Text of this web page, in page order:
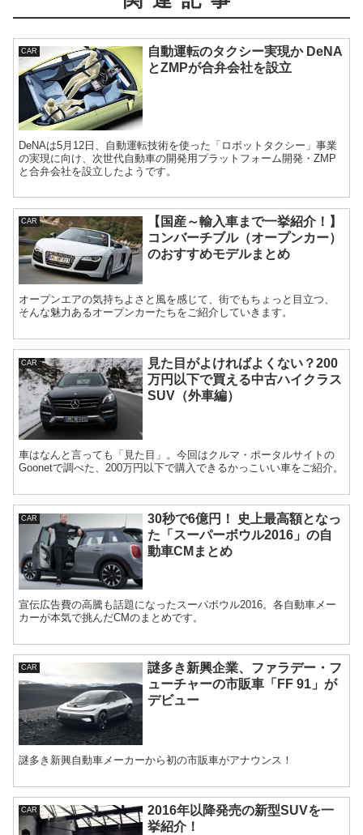
CAR
自動運転のタクシー実現か DeNA
とZMPが合弁会社を設立
DeNAは5月12日、自動運転技術を使った「ロボットタクシー」事業
の実現に向け、次世代自動車の開発用プラットフォーム開発・ZMP
と合弁会社を設立したようです。
CAR
【国産～輸入車まで一挙紹介！】
コンバーチブル（オープンカー）
のおすすめモデルまとめ
オープンエアの気持ちよさと風を感じて、街でもちょっと目立つ、
そんな魅力あるオープンカーたちをご紹介していきます。
CAR
見た目がよければよくない？200
万円以下で買える中古ハイクラス
SUV（外車編）
車はなんと言っても「見た目」。今回はクルマ・ポータルサイトの
Goonetで調べた、200万円以下で購入できるかっこいい車をご紹介。
CAR
30秒で6億円！ 史上最高額となっ
た「スーパーボウル2016」の自
動車CMまとめ
宣伝広告費の高騰も話題になったスーパボウル2016。各自動車メー
カーが本気で挑んだCMのまとめです。
CAR
謎多き新興企業、ファラデー・フ
ューチャーの市販車「FF 91」が
デビュー
謎多き新興自動車メーカーから初の市販車がアナウンス！
CAR
2016年以降発売の新型SUVを一
挙紹介！